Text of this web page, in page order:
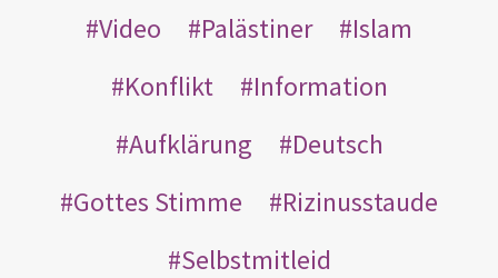
Video
Palästiner
Islam
Konflikt
Information
Aufklärung
Deutsch
Gottes Stimme
Rizinusstaude
Selbstmitleid